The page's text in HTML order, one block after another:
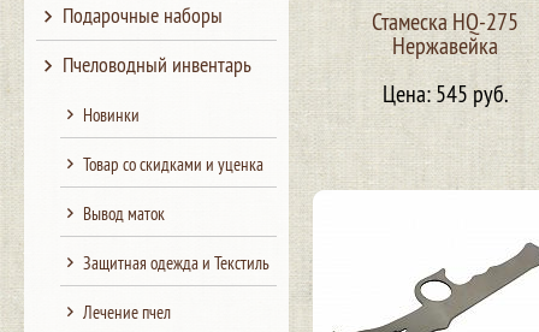
Стамеска HQ-275
Нержавейка
Цена: 545 руб.
Подарочные наборы
Пчеловодный инвентарь
Новинки
Товар со скидками и уценка
Вывод маток
Защитная одежда и Текстиль
Лечение пчел